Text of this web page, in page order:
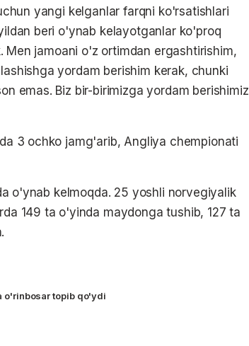
yangi kelganlar farqni ko'rsatishlari
beri o'ynab kelayotganlar ko'proq
jamoani o'z ortimdan ergashtirishim,
yordam berishim kerak, chunki
emas. Biz bir-birimizga yordam berishimiz
3 ochko jamg'arib, Angliya chempionati
o'ynab kelmoqda. 25 yoshli norvegiyalik
149 ta o'yinda maydonga tushib, 127 ta
o'rinbosar topib qo'ydi